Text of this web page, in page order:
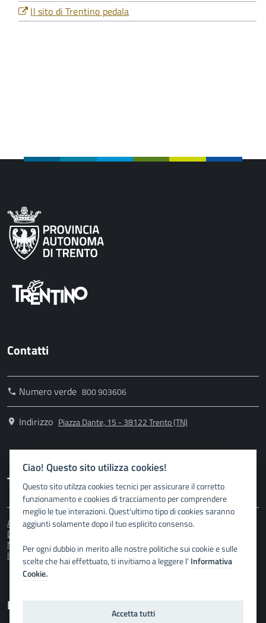
Il sito di Trentino pedala
Contatti
Numero verde 800 903606
Indirizzo Piazza Dante, 15 - 38122 Trento (TN)
Trasparenza
Amministrazione Trasparente
Dichiarazione di accessibilità
Note Legali
Informativa privacy
Link
Ciao! Questo sito utilizza cookies!
Questo sito utilzza cookies tecnici per assicurare il corretto
funzionamento e cookies di tracciamento per comprendere
meglio le tue interazioni. Quest'ultimo tipo di cookies saranno
aggiunti solamente dopo il tuo esplicito consenso.
Per ogni dubbio in merito alle nostre politiche sui cookie e sulle
scelte che hai effettuato, ti invitiamo a leggere l' Informativa
Cookie.
Accetta tutti